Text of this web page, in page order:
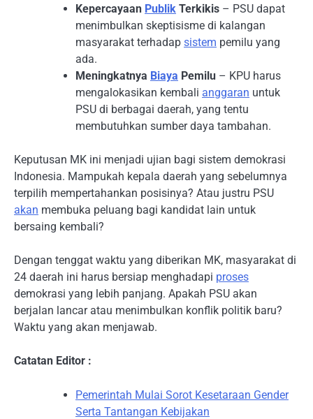
Kepercayaan Publik Terkikis – PSU dapat
menimbulkan skeptisisme di kalangan
masyarakat terhadap sistem pemilu yang
ada.
Meningkatnya Biaya Pemilu – KPU harus
mengalokasikan kembali anggaran untuk
PSU di berbagai daerah, yang tentu
membutuhkan sumber daya tambahan.
Keputusan MK ini menjadi ujian bagi sistem demokrasi
Indonesia. Mampukah kepala daerah yang sebelumnya
terpilih mempertahankan posisinya? Atau justru PSU
akan membuka peluang bagi kandidat lain untuk
bersaing kembali?
Dengan tenggat waktu yang diberikan MK, masyarakat di
24 daerah ini harus bersiap menghadapi proses
demokrasi yang lebih panjang. Apakah PSU akan
berjalan lancar atau menimbulkan konflik politik baru?
Waktu yang akan menjawab.
Catatan Editor :
Pemerintah Mulai Sorot Kesetaraan Gender
Serta Tantangan Kebijakan